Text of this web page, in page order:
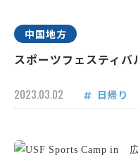
中国地方
スポーツフェスティ
2023.03.02 日帰り